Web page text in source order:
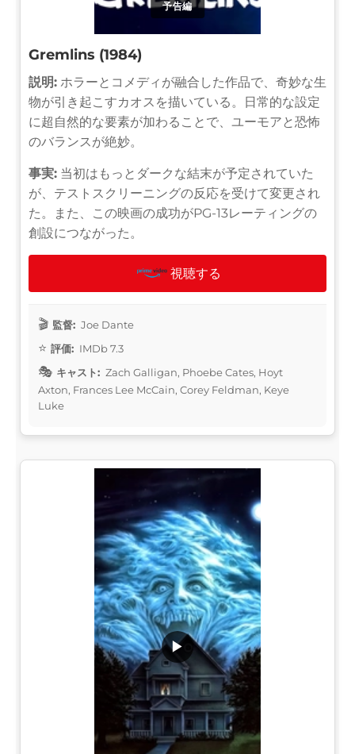
予告編
Gremlins (1984)
説明: ホラーとコメディが融合した作品で、奇妙な生
物が引き起こすカオスを描いている。日常的な設定
に超自然的な要素が加わることで、ユーモアと恐怖
のバランスが絶妙。
事実: 当初はもっとダークな結末が予定されていた
が、テストスクリーニングの反応を受けて変更され
た。また、この映画の成功がPG-13レーティングの
創設につながった。
視聴する
監督: Joe Dante
評価: IMDb 7.3
キャスト: Zach Galligan, Phoebe Cates, Hoyt
Axton, Frances Lee McCain, Corey Feldman, Keye
Luke
▶